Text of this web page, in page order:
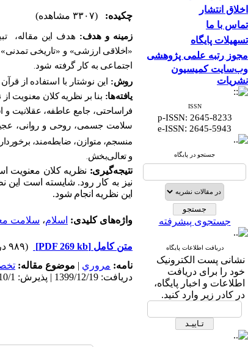
اخلاق انتشار
تماس با ما
تسهیلات پایگاه
مجوز رتبه علمی پژوهشی
وب‌سایت کمیسیون
نشریات
ISSN
p-ISSN: 2645-8233
e-ISSN: 2645-5943
جستجو در پایگاه
جستجوی پیشرفته
دریافت اطلاعات پایگاه
نشانی پست الکترونیک
خود را برای دریافت
اطلاعات و اخبار پایگاه،
در کادر زیر وارد کنید.
چکیده: (۳۳۰۷ مشاهده)
زمینه و هدف: هدف این مقاله،
«اخلاقی ارزشی» و «تاریخی
اجتماعی به کار گرفته شود
روش:
این نوشتار با استفاده از
یافته‌ها: بنا بر نظریه کلان معنویت
فراساحتی، جامع عاطفه، عقلانیت و
سلامت جسمی، روحی و روانی،
منسجم، متوازن، ضابطه‌مند،
و تعالی‌بخش
نتیجه‌گیری: نظریه کلان معنویت
نیز به کار رود. شایسته است
این نظریه انجام شود.
واژه‌های کلیدی: اسلام، سلامت
متن کامل [PDF 269 kb]
(۹۸۹ دریافت)
نامه: مروري | موضوع مقاله:
دریافت: 1399/12/19 | پذیرش: 1399/10/1 | انتشار: 1399/10/1